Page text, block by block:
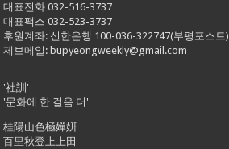
대표전화 032-516-3737
대표팩스 032-523-3737
후원계좌: 신한은행 100-036-322747(부평포스트)
제보메일: bupyeongweekly@gmail.com
'社訓'
'문화에 한 걸음 더'
桂陽山色極嬋姸
百里秋登上上田